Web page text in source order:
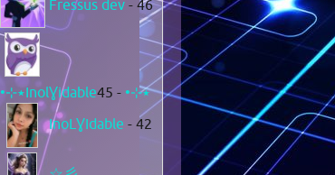
Fressus dev - 46
•⊹٭InolƔidable٭⊹• - 45
InoLƔIdable - 42